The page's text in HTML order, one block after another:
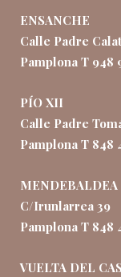
ENSANCHE
Calle Padre
Pamplona T 948
PÍO XII
Calle Padre
Pamplona T 848
MENDEBALDEA
C/Irunlarrea 39
Pamplona T 848
VUELTA DEL